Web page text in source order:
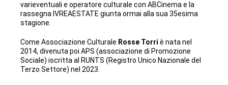
varieventuali e operatore culturale con ABCinema e la
rassegna IVREAESTATE giunta ormai alla sua 35esima
stagione.
Come Associazione Culturale Rosse Torri è nata nel
2014, divenuta poi APS (associazione di Promozione
Sociale) iscritta al RUNTS (Registro Unico Nazionale del
Terzo Settore) nel 2023.